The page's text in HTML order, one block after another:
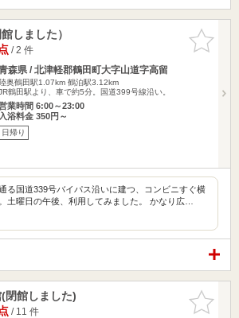
お気に入
りに追加
しました）
/ 2 件
森県 / 北津軽郡鶴田町大字山道字高留
奥鶴田駅1.07km 鶴泊駅3.12km
鶴田駅より、車で約5分。国道399号線沿い。
業時間 6:00～23:00
入浴料金 350円～
日帰り
る国道339号バイパス沿いに建つ、コンビニすぐ横
土曜日の午後、利用してみました。 かなり広…
お気に入
りに追加
閉館しました)
/ 11 件